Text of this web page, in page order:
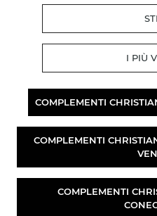
I PIÙ
COMPLEMENTI
COMPLEMENTI
COMPLEMENTI